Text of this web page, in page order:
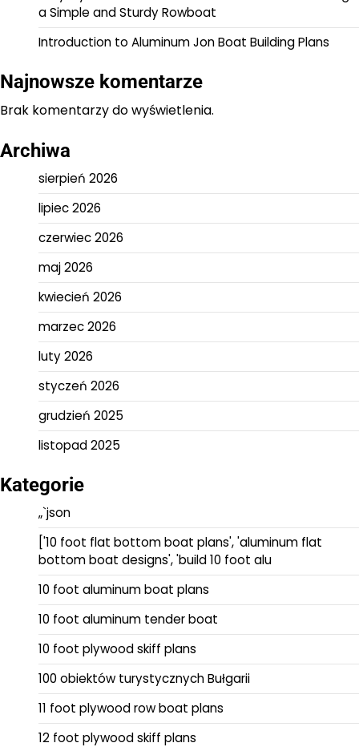
a Simple and Sturdy Rowboat
Introduction to Aluminum Jon Boat Building Plans
Najnowsze komentarze
Brak komentarzy do wyświetlenia.
Archiwa
sierpień 2026
lipiec 2026
czerwiec 2026
maj 2026
kwiecień 2026
marzec 2026
luty 2026
styczeń 2026
grudzień 2025
listopad 2025
Kategorie
„`json
['10 foot flat bottom boat plans', 'aluminum flat
bottom boat designs', 'build 10 foot alu
10 foot aluminum boat plans
10 foot aluminum tender boat
10 foot plywood skiff plans
100 obiektów turystycznych Bułgarii
11 foot plywood row boat plans
12 foot plywood skiff plans